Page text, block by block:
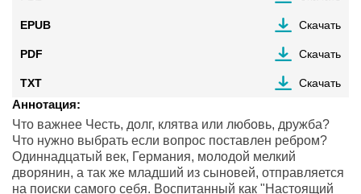
EPUB Скачать
PDF Скачать
TXT Скачать
Аннотация:
Что важнее Честь, долг, клятва или любовь, дружба?
Что нужно выбрать если вопрос поставлен ребром?
Одиннадцатый век, Германия, молодой мелкий
дворянин, а так же младший из сыновей, отправляется
на поиски самого себя. Воспитанный как "Настоящий